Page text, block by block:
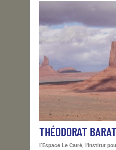
THÉODORAT BARAT
l’Espace Le Carré, l'Institut